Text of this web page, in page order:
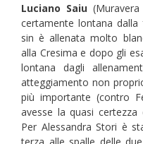
Luciano Saiu
certamente lontana
sin è allenata molto
alla Cresima e dopo gli
lontana dagli
atteggiamento non
più importante (contro
avesse la quasi
Per Alessandra Stori è